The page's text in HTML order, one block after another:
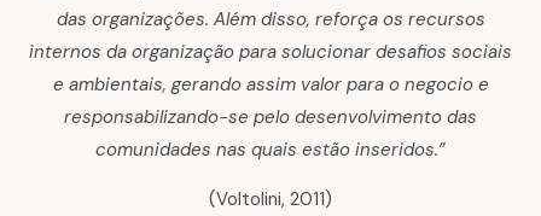
das organizações. Além disso, reforça os recursos
internos da organização para solucionar desafios sociais
e ambientais, gerando assim valor para o negocio e
responsabilizando-se pelo desenvolvimento das
comunidades nas quais estão inseridos.”
(Voltolini, 2011)